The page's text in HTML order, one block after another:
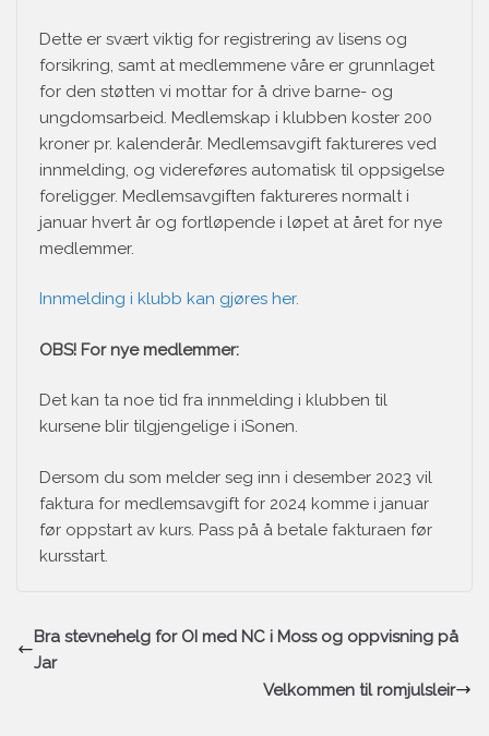
Dette er svært viktig for registrering av lisens og
forsikring, samt at medlemmene våre er grunnlaget
for den støtten vi mottar for å drive barne- og
ungdomsarbeid. Medlemskap i klubben koster 200
kroner pr. kalenderår. Medlemsavgift faktureres ved
innmelding, og videreføres automatisk til oppsigelse
foreligger. Medlemsavgiften faktureres normalt i
januar hvert år og fortløpende i løpet at året for nye
medlemmer.
Innmelding i klubb kan gjøres her.
OBS! For nye medlemmer:
Det kan ta noe tid fra innmelding i klubben til
kursene blir tilgjengelige i iSonen.
Dersom du som melder seg inn i desember 2023 vil
faktura for medlemsavgift for 2024 komme i januar
før oppstart av kurs. Pass på å betale fakturaen før
kursstart.
Bra stevnehelg for OI med NC i Moss og oppvisning på
Jar
Velkommen til romjulsleir